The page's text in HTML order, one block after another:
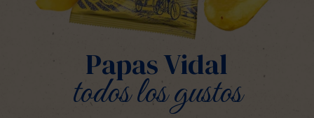
Papas Vidal
todos los gustos